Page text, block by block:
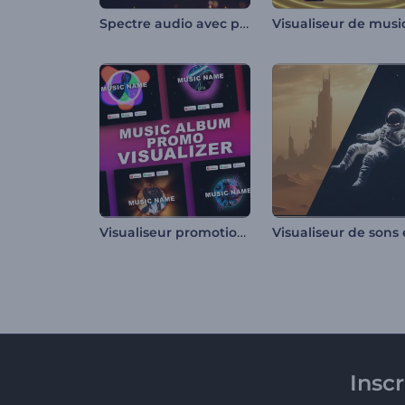
Spectre audio avec particules scintillantes
Visualiseur promotion album de musique